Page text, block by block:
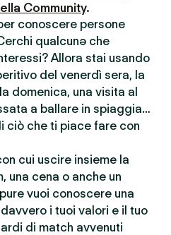
Community.
conoscere persone
qualcunə che
Allora stai usando
del venerdì sera, la
domenica, una visita al
a ballare in spiaggia…
ciò che ti piace fare con
cui uscire insieme la
una cena o anche un
vuoi conoscere una
i tuoi valori e il tuo
di match avvenuti